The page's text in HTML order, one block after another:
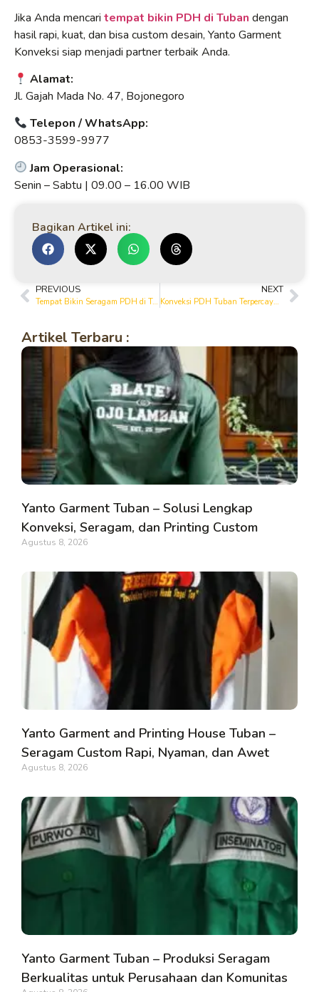
Jika Anda mencari tempat bikin PDH di Tuban dengan
hasil rapi, kuat, dan bisa custom desain, Yanto Garment
Konveksi siap menjadi partner terbaik Anda.
Alamat:
Jl. Gajah Mada No. 47, Bojonegoro
Telepon / WhatsApp:
0853-3599-9977
Jam Operasional:
Senin – Sabtu | 09.00 – 16.00 WIB
Bagikan Artikel ini:
PREVIOUS
Tempat Bikin Seragam PDH di Tuban – Jahitan Rapi & Kuat
NEXT
Konveksi PDH Tuban Terpercaya – Yanto Garment & Printing House
Artikel Terbaru :
Yanto Garment Tuban – Solusi Lengkap
Konveksi, Seragam, dan Printing Custom
Agustus 8, 2026
Yanto Garment and Printing House Tuban –
Seragam Custom Rapi, Nyaman, dan Awet
Agustus 8, 2026
Yanto Garment Tuban – Produksi Seragam
Berkualitas untuk Perusahaan dan Komunitas